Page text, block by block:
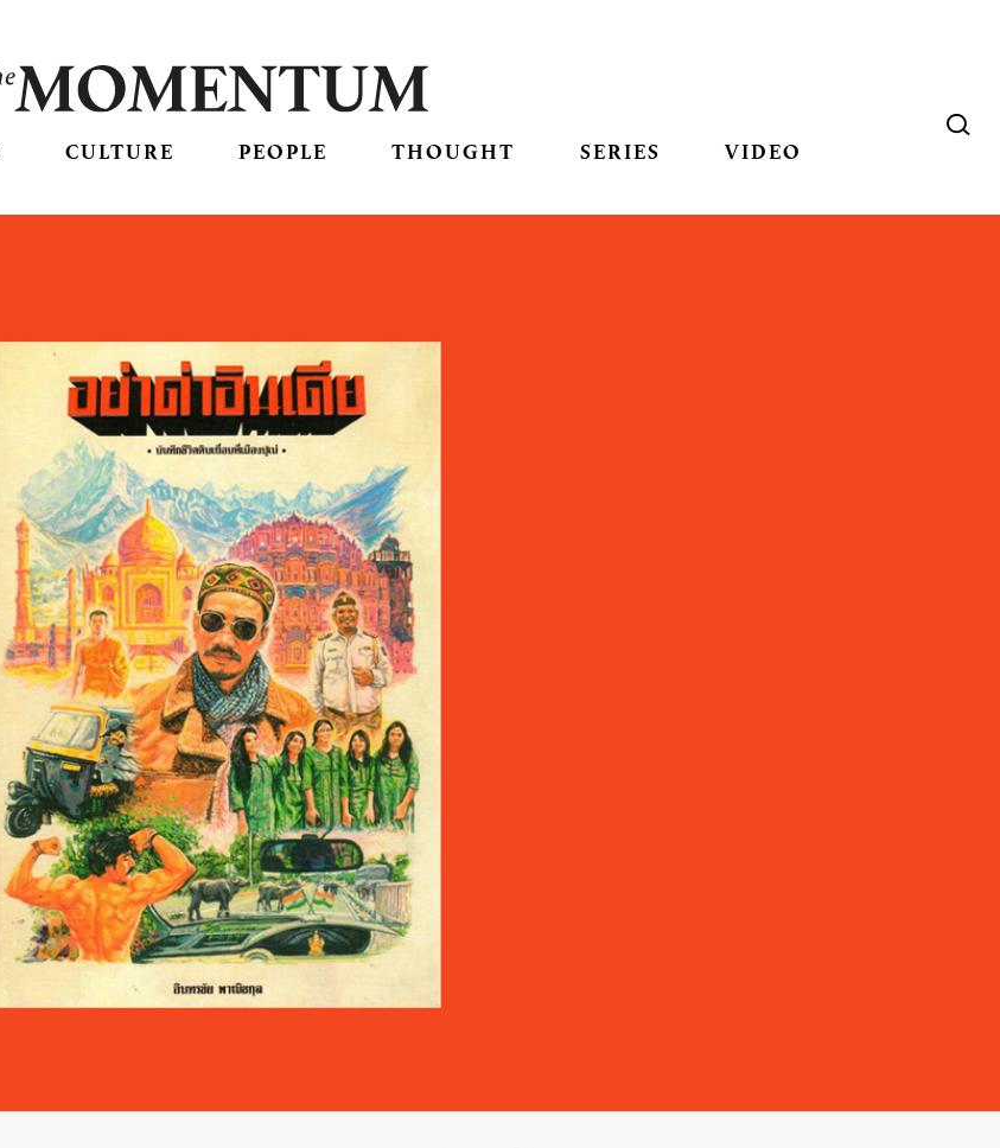
CULTURE PEOPLE THOUGHT SERIES VIDEO